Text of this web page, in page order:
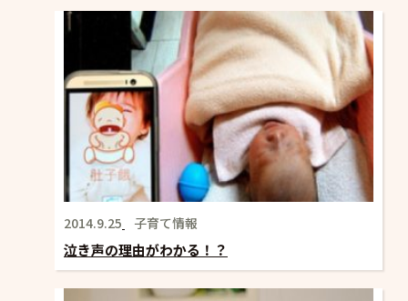
2014.9.25 子育て情報
泣き声の理由がわかる！？